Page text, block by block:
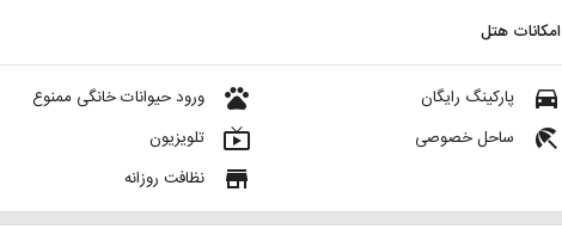
امکانات هتل
pets ورود حیوانات خانگی ممنوع
live_tv تلویزیون
store نظافت روزانه
directions_car پارکینگ رایگان
beach_access ساحل خصوصی